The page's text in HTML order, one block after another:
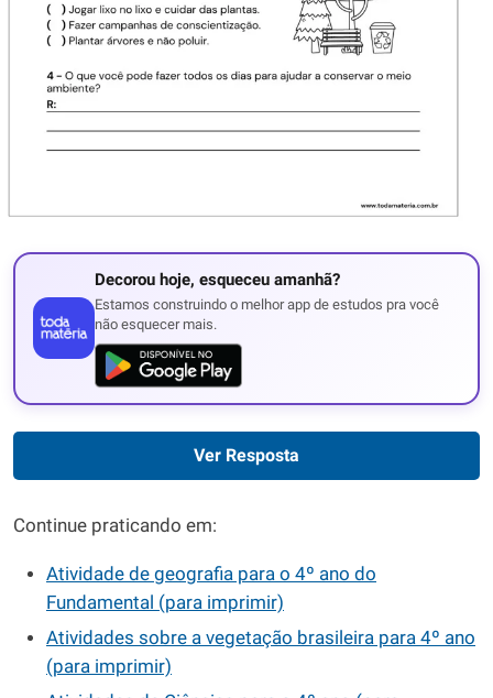
Decorou hoje, esqueceu amanhã?
Estamos construindo o melhor app de estudos pra você
não esquecer mais.
Ver Resposta
Continue praticando em:
Atividade de geografia para o 4º ano do
Fundamental (para imprimir)
Atividades sobre a vegetação brasileira para 4º ano
(para imprimir)